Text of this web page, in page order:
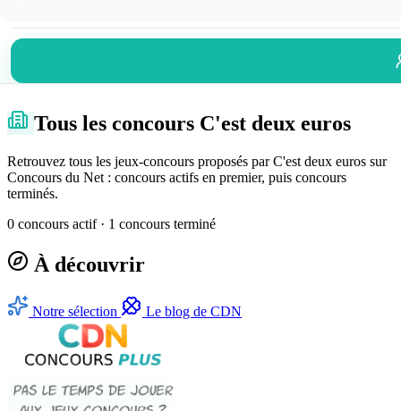
Tous les concours C'est deux euros
Retrouvez tous les jeux-concours proposés par C'est deux euros sur
Concours du Net : concours actifs en premier, puis concours
terminés.
0 concours actif · 1 concours terminé
À découvrir
Notre sélection Le blog de CDN